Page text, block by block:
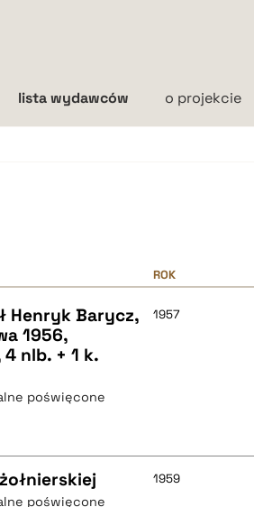
lista wydawców o projekcie
ROK
Henryk Barycz,
1956,
nlb. + 1 k.
poświęcone
1957
poświęcone
1959